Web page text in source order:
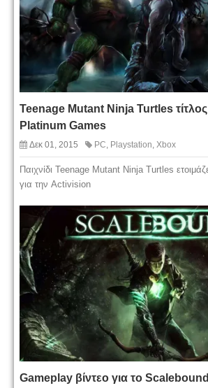
Teenage Mutant Ninja Turtles
Platinum Games
Δεκ 01, 2015 PC, Playstation, Xbox
Παιχνίδι Teenage Mutant Ninja Turtles
για την Activision
Gameplay βίντεο για το